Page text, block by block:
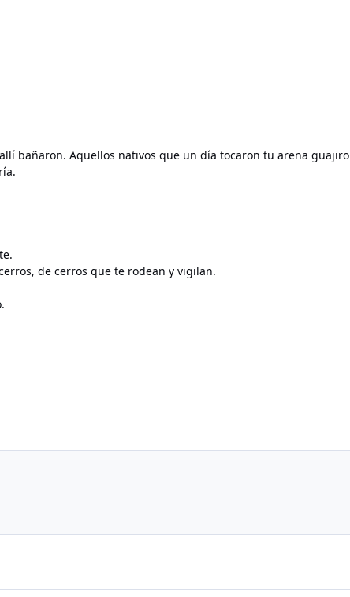
bañaron. Aquellos nativos que un día tocaron tu arena
de cerros que te rodean y vigilan.